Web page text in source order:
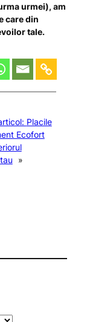
urmei), am
care din
tale.
Placile
Ecofort
»